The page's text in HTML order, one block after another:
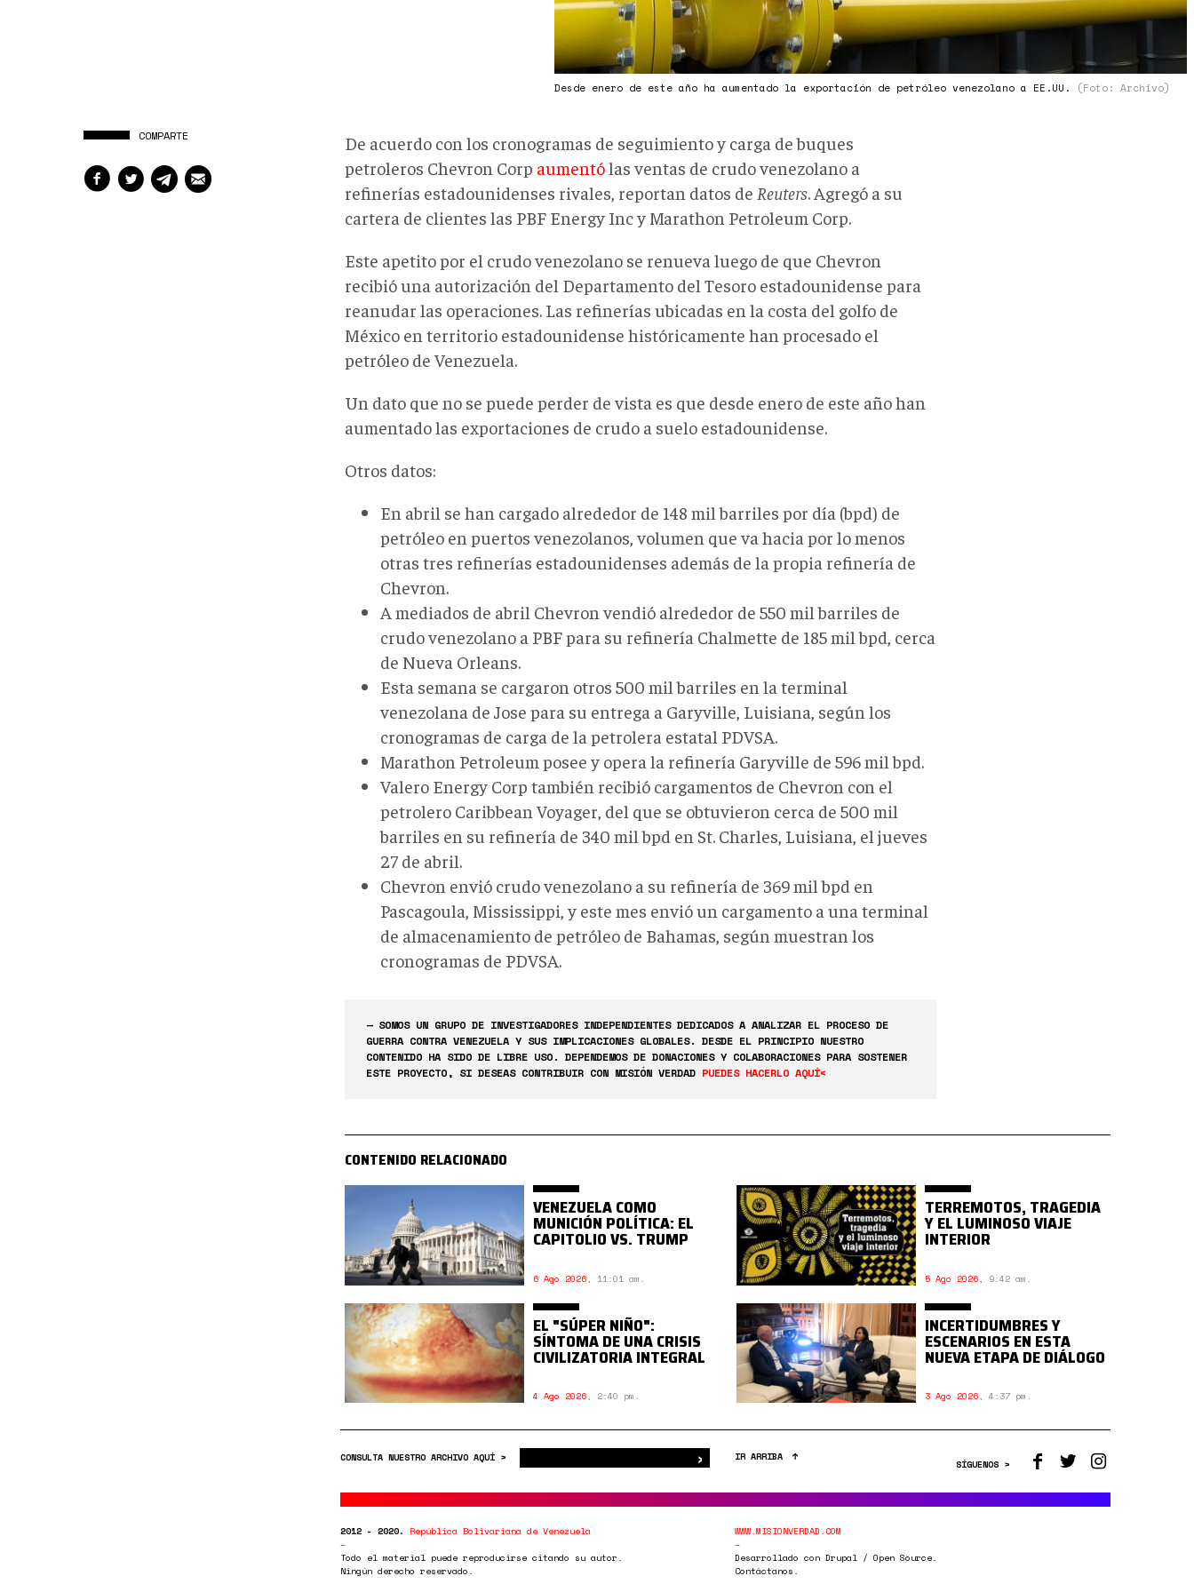
Desde enero de este año ha aumentado la exportación de petróleo venezolano a EE.UU. (Foto: Archivo)
COMPARTE
De acuerdo con los cronogramas de seguimiento y carga de buques
petroleros Chevron Corp aumentólas ventas de crudo venezolano a
refinerías estadounidenses rivales, reportan datos de Reuters. Agregó a su
cartera de clientes las PBF Energy Inc y Marathon Petroleum Corp.
Este apetito por el crudo venezolano se renueva luego de que Chevron
recibió una autorización del Departamento del Tesoro estadounidense para
reanudar las operaciones. Las refinerías ubicadas en la costa del golfo de
México en territorio estadounidense históricamente han procesado el
petróleo de Venezuela.
Un dato que no se puede perder de vista es que desde enero de este año han
aumentado las exportaciones de crudo a suelo estadounidense.
Otros datos:
En abril se han cargado alrededor de 148 mil barriles por día (bpd) de
petróleo en puertos venezolanos, volumen que va hacia por lo menos
otras tres refinerías estadounidenses además de la propia refinería de
Chevron.
A mediados de abril Chevron vendió alrededor de 550 mil barriles de
crudo venezolano a PBF para su refinería Chalmette de 185 mil bpd, cerca
de Nueva Orleans.
Esta semana se cargaron otros 500 mil barriles en la terminal
venezolana de Jose para su entrega a Garyville, Luisiana, según los
cronogramas de carga de la petrolera estatal PDVSA.
Marathon Petroleum posee y opera la refinería Garyville de 596 mil bpd.
Valero Energy Corp también recibió cargamentos de Chevron con el
petrolero Caribbean Voyager, del que se obtuvieron cerca de 500 mil
barriles en su refinería de 340 mil bpd en St. Charles, Luisiana, el jueves
27 de abril.
Chevron envió crudo venezolano a su refinería de 369 mil bpd en
Pascagoula, Mississippi, y este mes envió un cargamento a una terminal
de almacenamiento de petróleo de Bahamas, según muestran los
cronogramas de PDVSA.
— SOMOS UN GRUPO DE INVESTIGADORES INDEPENDIENTES DEDICADOS A ANALIZAR EL PROCESO DE
GUERRA CONTRA VENEZUELA Y SUS IMPLICACIONES GLOBALES. DESDE EL PRINCIPIO NUESTRO
CONTENIDO HA SIDO DE LIBRE USO. DEPENDEMOS DE DONACIONES Y COLABORACIONES PARA SOSTENER
ESTE PROYECTO, SI DESEAS CONTRIBUIR CON MISIÓN VERDAD PUEDES HACERLO AQUÍ<
CONTENIDO RELACIONADO
VENEZUELA COMO
MUNICIÓN POLÍTICA: EL
CAPITOLIO VS. TRUMP
6 Ago 2026, 11:01 am.
TERREMOTOS, TRAGEDIA
Y EL LUMINOSO VIAJE
INTERIOR
5 Ago 2026, 9:42 am.
EL "SÚPER NIÑO":
SÍNTOMA DE UNA CRISIS
CIVILIZATORIA INTEGRAL
4 Ago 2026, 2:40 pm.
INCERTIDUMBRES Y
ESCENARIOS EN ESTA
NUEVA ETAPA DE DIÁLOGO
3 Ago 2026,4:37 pm.
CONSULTA NUESTRO ARCHIVO AQUÍ > › BuscarIR ARRIBA
SÍGUENOS >
2012 - 2020. República Bolivariana de Venezuela
Todo el material puede reproducirse citando su autor.
Ningún derecho reservado.
WWW.MISIONVERDAD.COM
Desarrollado con Drupal / Open Source.
Contáctanos.